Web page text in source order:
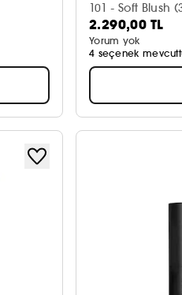
101 - Soft Blush
2.290,00 TL
Yorum yok
4 seçenek